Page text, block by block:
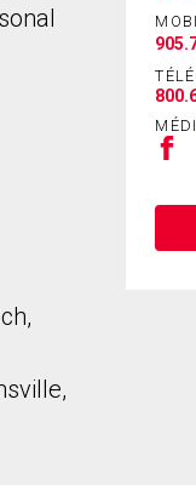
nous fournissez